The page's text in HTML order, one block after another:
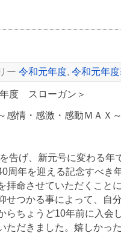
ー 令和元年度, 令和元年
度 スローガン＞
情・感激・感動ＭＡＸ
告げ、新元号に変わる年
周年を迎える記念すべき
拝命させていただくこと
せつかる事によって、自
らちょうど10年前に入会
ただきました。嬉しかっ